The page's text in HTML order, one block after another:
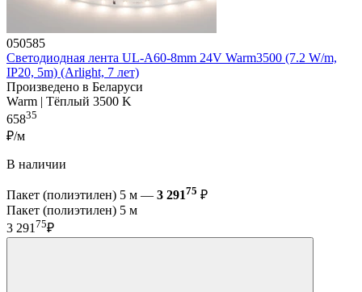
050585
Светодиодная лента UL-A60-8mm 24V Warm3500 (7.2 W/m,
IP20, 5m) (Arlight, 7 лет)
Произведено в Беларуси
Warm | Тёплый 3500 K
65835
₽/м
В наличии
Пакет (полиэтилен) 5 м — 3 29175 ₽
Пакет (полиэтилен) 5 м
3 29175₽